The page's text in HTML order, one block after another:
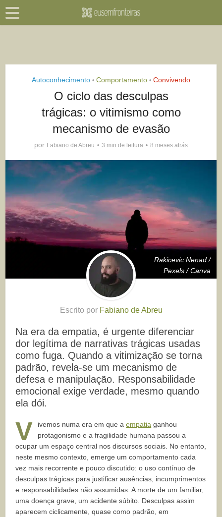
Autoconhecimento • Comportamento • Convivendo
O ciclo das desculpas
trágicas: o vitimismo como
mecanismo de evasão
por Fabiano de Abreu 3 min de leitura 8 meses atrás
Rakicevic Nenad /
Pexels / Canva
Escrito por Fabiano de Abreu
Na era da empatia, é urgente diferenciar
dor legítima de narrativas trágicas usadas
como fuga. Quando a vitimização se torna
padrão, revela-se um mecanismo de
defesa e manipulação. Responsabilidade
emocional exige verdade, mesmo quando
ela dói.
V ivemos numa era em que aempatia ganhou
protagonismo e a fragilidade humana passou a
ocupar um espaço central nos discursos sociais. No entanto,
neste mesmo contexto, emerge um comportamento cada
vez mais recorrente e pouco discutido: o uso contínuo de
desculpas trágicas para justificar ausências, incumprimentos
e responsabilidades não assumidas. A morte de um familiar,
uma doença grave, um acidente súbito. Desculpas assim
aparecem ciclicamente, quase como padrão, em